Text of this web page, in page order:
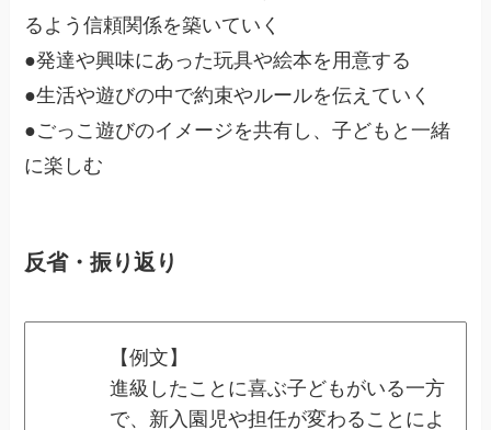
るよう信頼関係を築いていく
●発達や興味にあった玩具や絵本を用意する
●生活や遊びの中で約束やルールを伝えていく
●ごっこ遊びのイメージを共有し、子どもと一緒
に楽しむ
反省・振り返り
【例文】
進級したことに喜ぶ子どもがいる一方
で、新入園児や担任が変わることによ